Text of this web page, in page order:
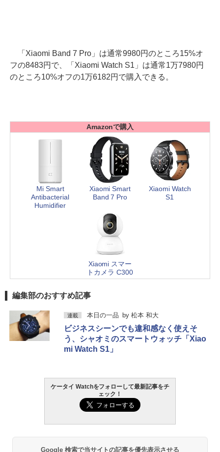
「Xiaomi Band 7 Pro」は通常9980円のところ15%オ
フの8483円で、「Xiaomi Watch S1」は通常1万7980円
のところ10%オフの1万6182円で購入できる。
Amazonで購入
Mi Smart
Antibacterial
Humidifier
Xiaomi Smart
Band 7 Pro
Xiaomi Watch
S1
Xiaomi スマー
トカメラ C300
編集部のおすすめ記事
連載 本日の一品 by 松本 和大
ビジネスシーンでも違和感なく使えそ
う、シャオミのスマートウォッチ「Xiao
mi Watch S1」
ケータイ Watchをフォローして最新記事をチ
ェック！
Google 検索で当サイトの記事を優先表示させる